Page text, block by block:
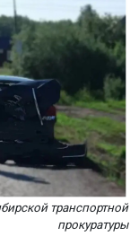
транспортной
прокуратуры